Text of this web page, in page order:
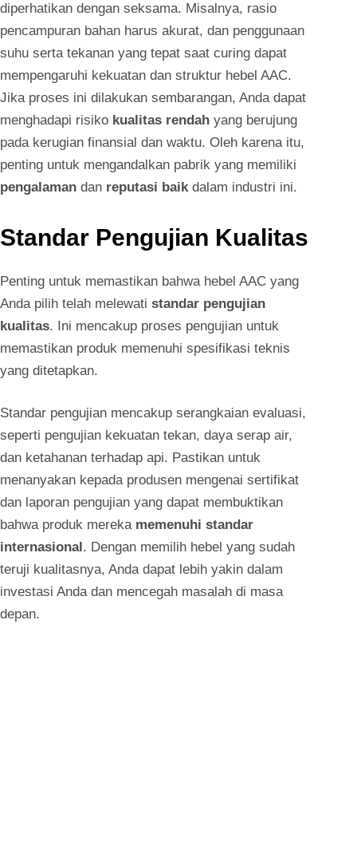
diperhatikan dengan seksama. Misalnya, rasio
pencampuran bahan harus akurat, dan penggunaan
suhu serta tekanan yang tepat saat curing dapat
mempengaruhi kekuatan dan struktur hebel AAC.
Jika proses ini dilakukan sembarangan, Anda dapat
menghadapi risiko kualitas rendah yang berujung
pada kerugian finansial dan waktu. Oleh karena itu,
penting untuk mengandalkan pabrik yang memiliki
pengalaman dan reputasi baikdalam industri ini.
Standar Pengujian Kualitas
Penting untuk memastikan bahwa hebel AAC yang
Anda pilih telah melewati standar pengujian
kualitas. Ini mencakup proses pengujian untuk
memastikan produk memenuhi spesifikasi teknis
yang ditetapkan.
Standar pengujian mencakup serangkaian evaluasi,
seperti pengujian kekuatan tekan, daya serap air,
dan ketahanan terhadap api. Pastikan untuk
menanyakan kepada produsen mengenai sertifikat
dan laporan pengujian yang dapat membuktikan
bahwa produk mereka memenuhi standar
internasional . Dengan memilih hebel yang sudah
teruji kualitasnya, Anda dapat lebih yakin dalam
investasi Anda dan mencegah masalah di masa
depan.